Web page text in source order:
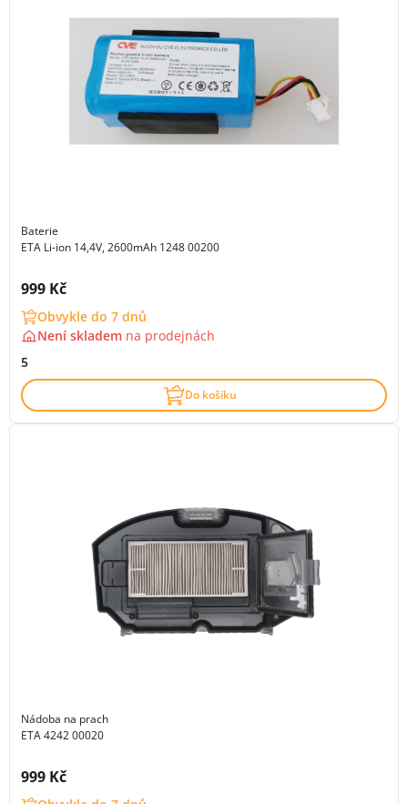
Baterie
ETA Li-ion 14,4V, 2600mAh 1248 00200
Cena s DPH:
999 Kč
Obvykle do 7 dnů
Není skladem na prodejnách
5
Do košíku
Nádoba na prach
ETA 4242 00020
Cena s DPH:
999 Kč